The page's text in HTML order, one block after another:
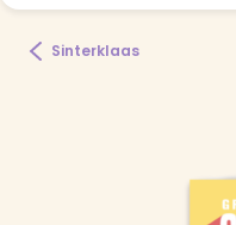
Sinterklaas